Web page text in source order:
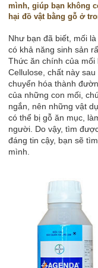
mình, giúp bạn không
hại đồ vật bằng gỗ ở
Như bạn đã biết, mối
có khả năng sinh sản
Thức ăn chính của
Cellulose, chất này
chuyển hóa thành
của những con mối,
ngắn, nên những vật
có thể bị gỗ ăn mục,
người. Do vậy, tìm
đáng tin cậy, bạn sẽ
mình.